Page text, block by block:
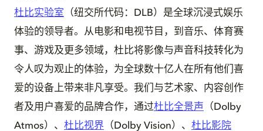
杜比实验室 （纽交所代码：DLB）是全球沉浸式娱乐
体验的领导者。从电影和电视节目，到音乐、体育赛
事、游戏及更多领域，杜比将影像与声音科技转化为
令人叹为观止的体验，为全球数十亿人在所有他们喜
爱的设备上带来非凡享受。我们与艺术家、内容创作
者及用户喜爱的品牌合作，通过杜比全景声
（Dolby
Atmos）、 杜比视界 （Dolby Vision）、 杜比影院